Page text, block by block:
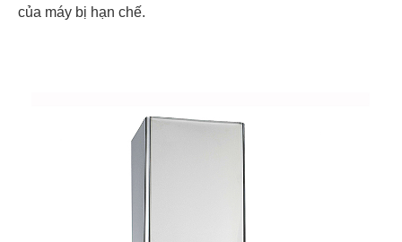
của máy bị hạn chế.